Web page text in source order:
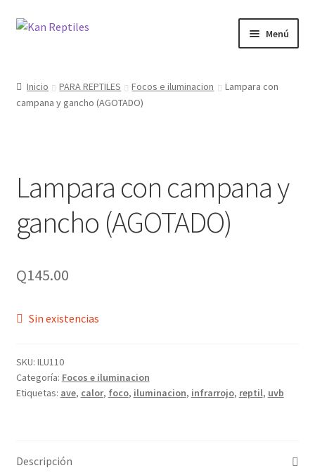
Ir
Ir
Menú
Tienda
Inicio PARA REPTILES Focos e iluminacion
Lampara con
campana y gancho (AGOTADO)
Lampara con campana y
gancho (AGOTADO)
Q145.00
Sin existencias
SKU: ILU110
Categoría: Focos e iluminacion
Etiquetas: ave, calor, foco, iluminacion, infrarrojo, reptil, uvb
Descripción